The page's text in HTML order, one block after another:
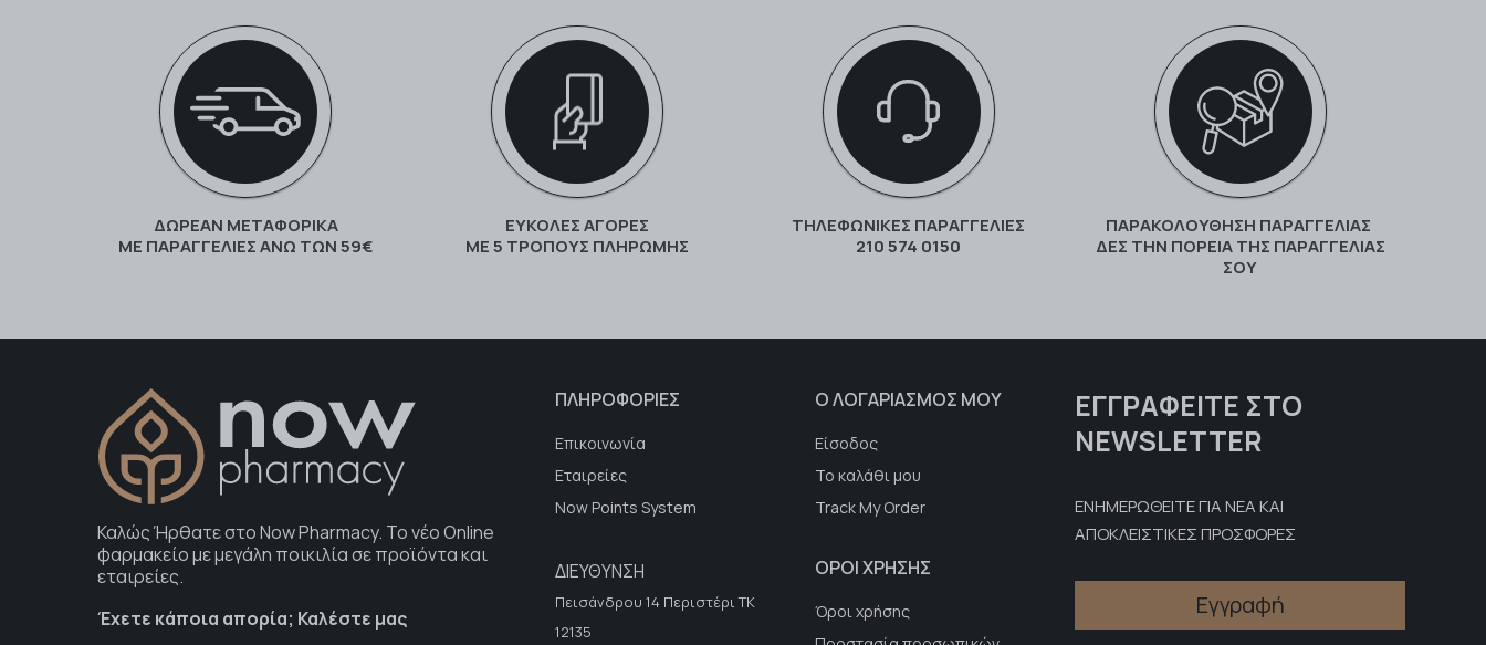
ΔΩΡΕΑΝ ΜΕΤΑΦΟΡΙΚΑ
ΜΕ ΠΑΡΑΓΓΕΛΊΕΣ ΆΝΩ ΤΩΝ 59€
ΕΥΚΟΛΕΣ ΑΓΟΡΕΣ
ΜΕ 5 ΤΡΌΠΟΥΣ ΠΛΗΡΩΜΉΣ
ΤΗΛΕΦΩΝΙΚΕΣ ΠΑΡΑΓΓΕΛΙΕΣ
210 574 0150
ΠΑΡΑΚΟΛΟΎΘΗΣΗ ΠΑΡΑΓΓΕΛΊΑΣ
ΔΕΣ ΤΗΝ ΠΟΡΕΊΑ ΤΗΣ ΠΑΡΑΓΓΕΛΊΑΣ
ΣΟΥ
Καλώς Ήρθατε στο Now Pharmacy. To νέο Online
φαρμακείο με μεγάλη ποικιλία σε προϊόντα και
εταιρείες.
Έχετε κάποια απορία; Καλέστε μας
ΠΛΗΡΟΦΟΡΙΕΣ
Επικοινωνία
Εταιρείες
Now Points System
Ο ΛΟΓΑΡΙΑΣΜΟΣ ΜΟΥ
Είσοδος
Το καλάθι μου
Track My Order
ΔΙΕΥΘΥΝΣΗ
Πεισάνδρου 14 Περιστέρι ΤΚ
12135
ΟΡΟΙ ΧΡΗΣΗΣ
Όροι χρήσης
ΕΓΓΡΑΦΕΊΤΕ ΣΤΟ
NEWSLETTER
ΕΝΗΜΕΡΩΘΕΙΤΕ ΓΙΑ ΝΕΑ ΚΑΙ
ΑΠΟΚΛΕΙΣΤΙΚΕΣ ΠΡΟΣΦΟΡΕΣ
Εγγραφή